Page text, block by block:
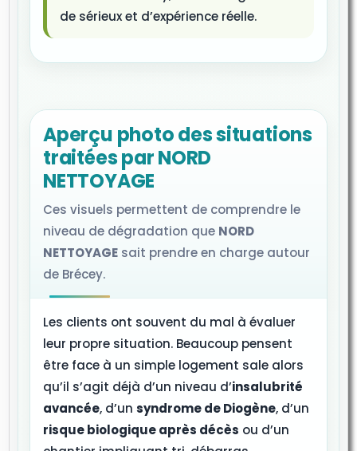
de sérieux et d’expérience réelle.
Aperçu photo des situations
traitées par NORD
NETTOYAGE
Ces visuels permettent de comprendre le
niveau de dégradation que NORD
NETTOYAGE sait prendre en charge autour
de Brécey.
Les clients ont souvent du mal à évaluer
leur propre situation. Beaucoup pensent
être face à un simple logement sale alors
qu’il s’agit déjà d’un niveau d’insalubrité
avancée, d’unsyndrome de Diogène, d’un
risque biologique après décès ou d’un